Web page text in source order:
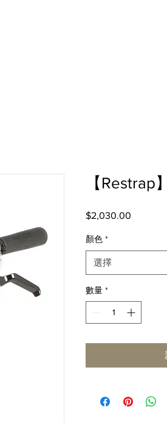
【Restrap
$2,030.00
顏色 *
選擇
數量 *